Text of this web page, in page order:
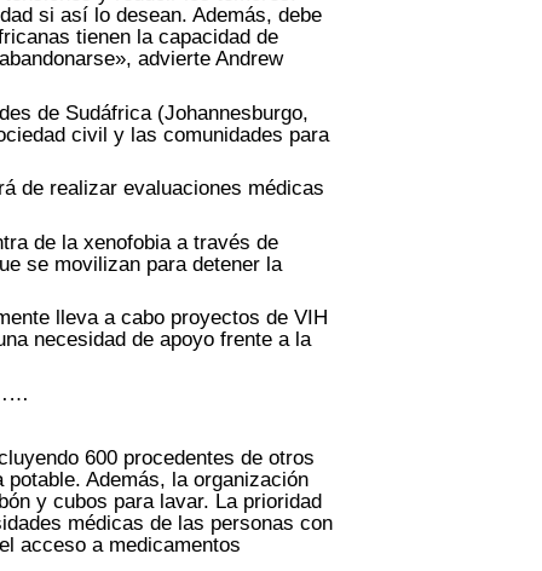
si así lo desean. Además, debe
tienen la capacidad de
advierte Andrew
de Sudáfrica (Johannesburgo,
civil y las comunidades para
de realizar evaluaciones médicas
de la xenofobia a través de
se movilizan para detener la
lleva a cabo proyectos de VIH
necesidad de apoyo frente a la
600 procedentes de otros
Además, la organización
y cubos para lavar. La prioridad
médicas de las personas con
acceso a medicamentos